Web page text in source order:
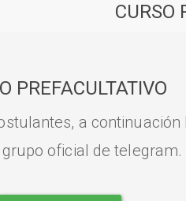
CURSO
PREFACULTATIVO
a continuación
oficial de telegram.